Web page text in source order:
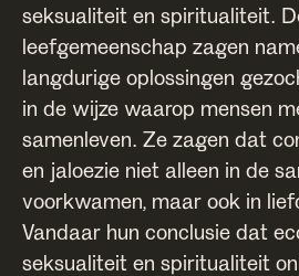
seksualiteit en spiritualiteit.
leefgemeenschap zagen
langdurige oplossingen
in de wijze waarop mensen
samenleven. Ze zagen dat
en jaloezie niet alleen in de
voorkwamen, maar ook in
Vandaar hun conclusie dat
seksualiteit en spiritualiteit